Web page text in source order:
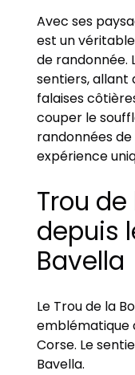
Avec ses
est un
de randonnée.
sentiers, allant
falaises
couper le
randonnées
expérience
Trou
depuis
Bavella
Le Trou de la
emblématique
Corse. Le
Bavella.